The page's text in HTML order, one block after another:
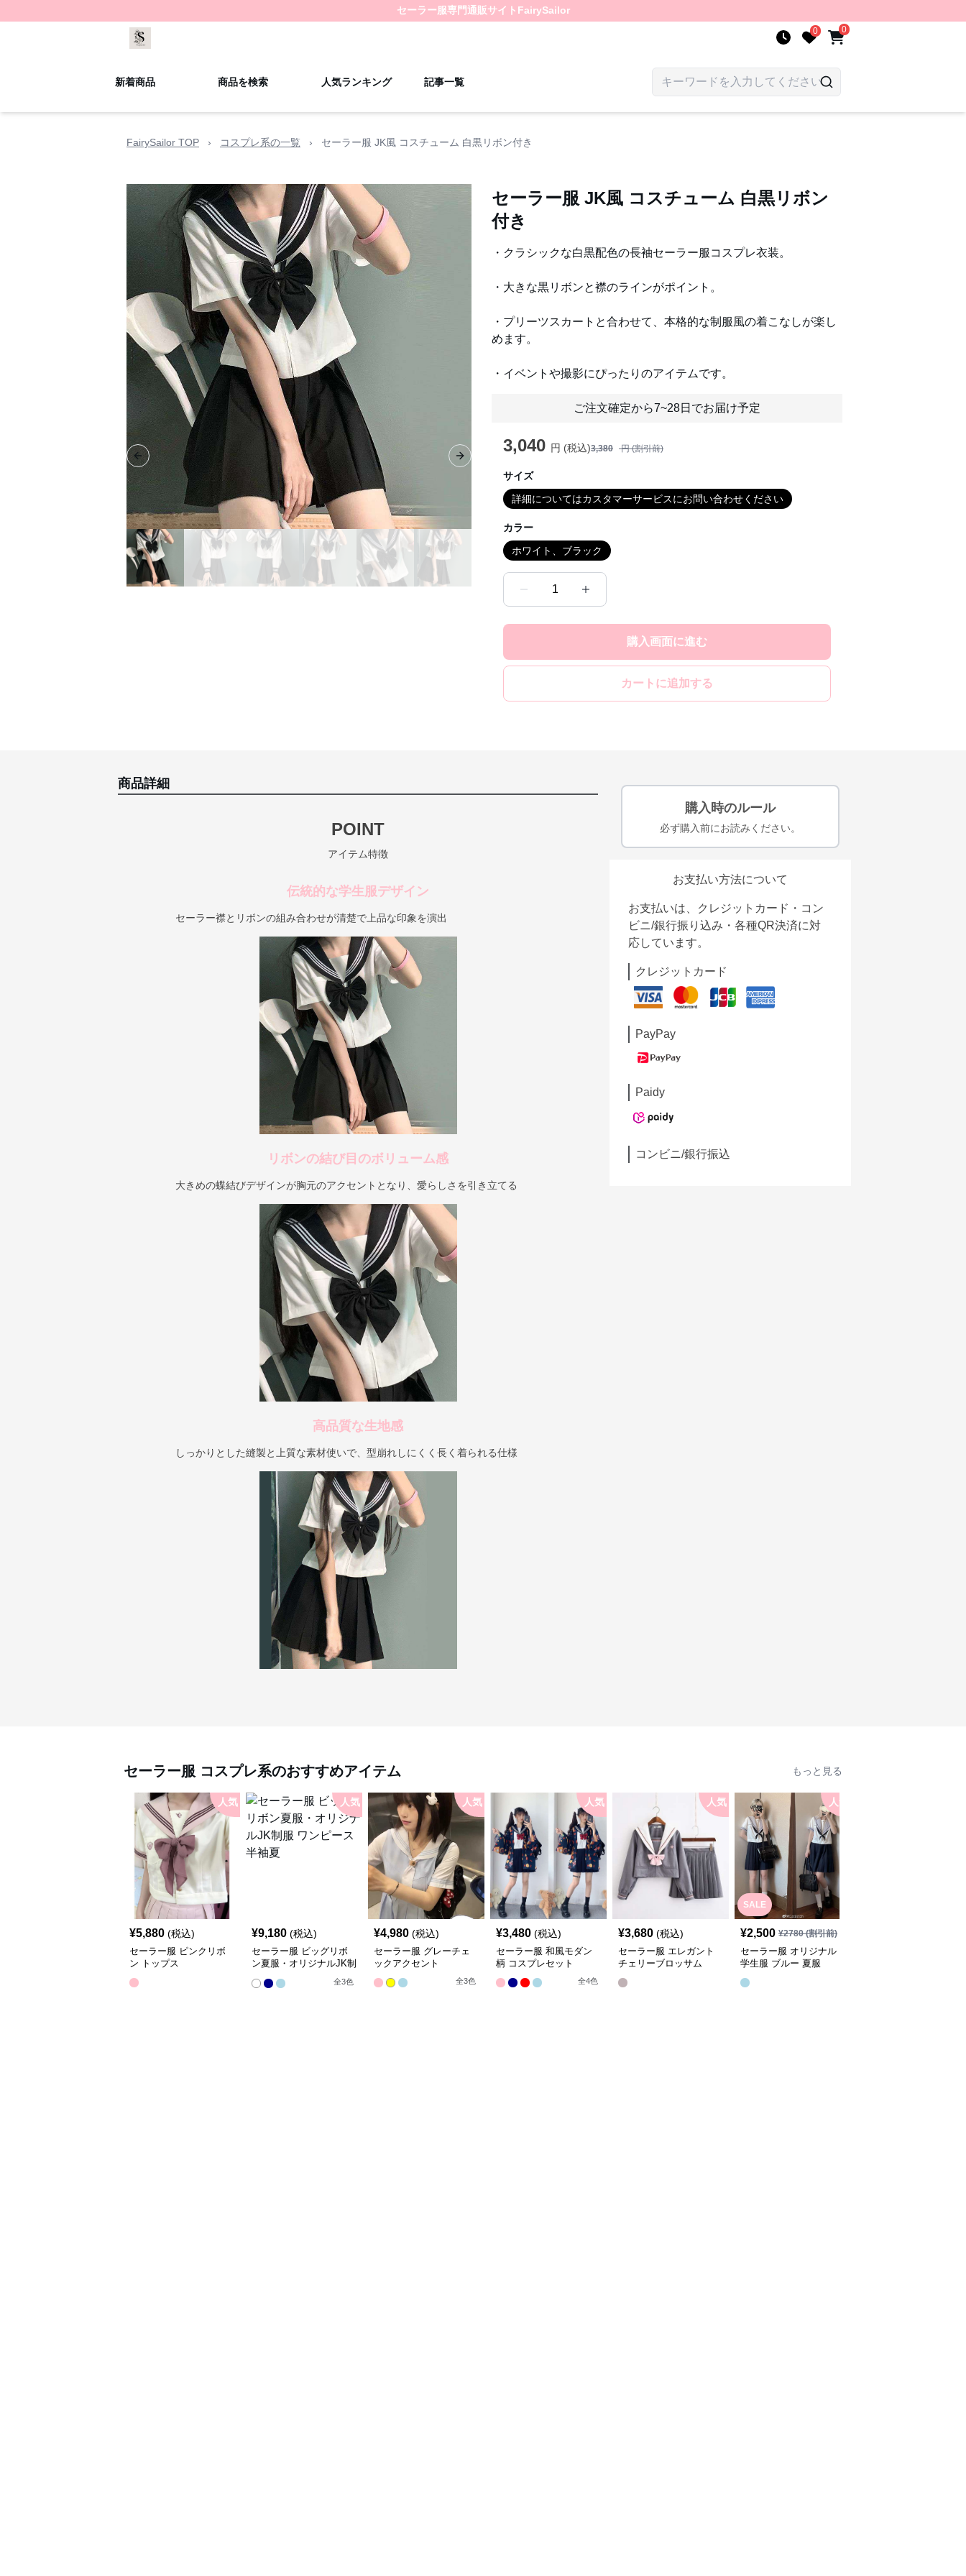
セーラー服専門通販サイト FairySailor
0 0
新着商品 商品を検索 人気ランキング 記事一覧
FairySailor TOP › コスプレ系の一覧 › セーラー服 JK風 コスチューム 白黒リボン付き
Previous slide Next slide
セーラー服 JK風 コスチューム 白黒リボン
付き
・クラシックな白黒配色の長袖セーラー服コスプレ衣装。
・大きな黒リボンと襟のラインがポイント。
・プリーツスカートと合わせて、本格的な制服風の着こなしが楽し
めます。
・イベントや撮影にぴったりのアイテムです。
ご注文確定から7~28日でお届け予定
3,040 円 (税込)3,380 円 (割引前)
サイズ
詳細についてはカスタマーサービスにお問い合わせください
カラー
ホワイト、ブラック
1
購入画面に進む
カートに追加する
商品詳細
POINT
アイテム特徴
伝統的な学生服デザイン
セーラー襟とリボンの組み合わせが清楚で上品な印象を演出
リボンの結び目のボリューム感
大きめの蝶結びデザインが胸元のアクセントとなり、愛らしさを引き立てる
高品質な生地感
しっかりとした縫製と上質な素材使いで、型崩れしにくく長く着られる仕様
購入時のルール
必ず購入前にお読みください。
お支払い方法について
お支払いは、クレジットカード・コン
ビニ/銀行振り込み・各種QR決済に対
応しています。
クレジットカード
PayPay
Paidy
コンビニ/銀行振込
セーラー服 コスプレ系のおすすめアイテム もっと見る
人気
¥5,880 (税込)
セーラー服 ピンクリボ
ン トップス
人気
¥9,180 (税込)
セーラー服 ビッグリボ
ン夏服・オリジナルJK制
服 ワンピース半袖夏
全3色
人気
¥4,980 (税込)
セーラー服 グレーチェ
ックアクセント
全3色
人気
¥3,480 (税込)
セーラー服 和風モダン
柄 コスプレセット
全4色
人気
¥3,680 (税込)
セーラー服 エレガント
チェリーブロッサム
SALE
人気
¥2,500 ¥2780(割引前)
セーラー服 オリジナル
学生服 ブルー 夏服